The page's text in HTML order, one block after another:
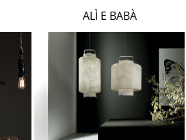
PORSCHE
CATELLANI & SMITH
VIABIZZUNO
ALÌ E BABÀ